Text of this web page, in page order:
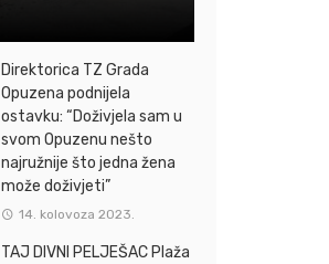
Direktorica TZ Grada
Opuzena podnijela
ostavku: “Doživjela sam u
svom Opuzenu nešto
najružnije što jedna žena
može doživjeti”
14. kolovoza 2023.
TAJ DIVNI PELJEŠAC Plaža